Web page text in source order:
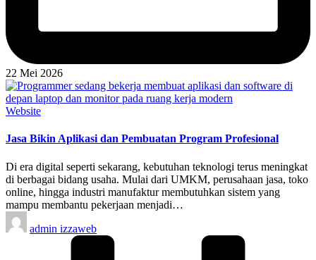
22 Mei 2026
Posted
Website
Jasa Bikin Aplikasi dan Pembuatan Program Profesional
Di era digital seperti sekarang, kebutuhan teknologi terus meningkat
di berbagai bidang usaha. Mulai dari UMKM, perusahaan jasa, toko
online, hingga industri manufaktur membutuhkan sistem yang
mampu membantu pekerjaan menjadi…
Posted
by
admin izzaweb